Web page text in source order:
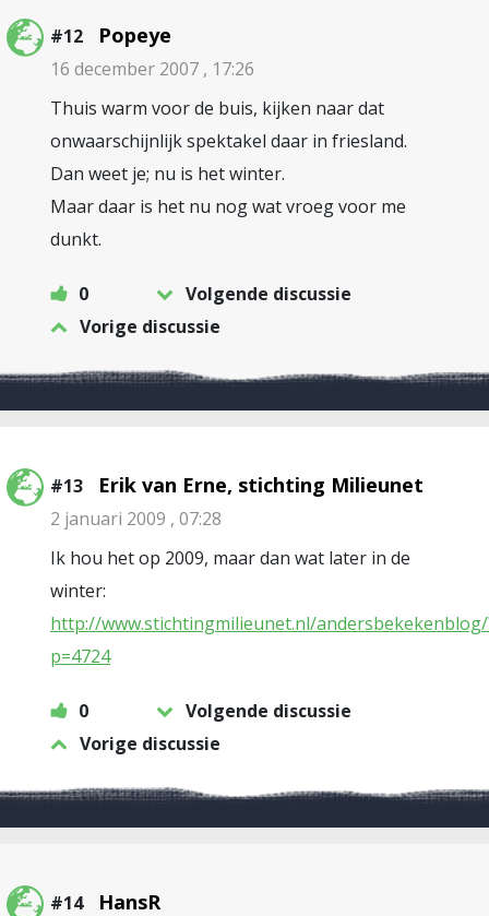
#12 Popeye
16 december 2007 , 17:26
Thuis warm voor de buis, kijken naar dat
onwaarschijnlijk spektakel daar in friesland.
Dan weet je; nu is het winter.
Maar daar is het nu nog wat vroeg voor me
dunkt.
0
Volgende discussie
Vorige discussie
#13 Erik van Erne, stichting Milieunet
2 januari 2009 , 07:28
Ik hou het op 2009, maar dan wat later in de
winter:
http://www.stichtingmilieunet.nl/
p=4724
0
Volgende discussie
Vorige discussie
#14 HansR